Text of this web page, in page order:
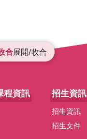
展開/收合
程資訊 招生資訊
招生資訊
招生文件